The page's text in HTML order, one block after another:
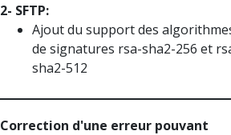
2- SFTP:
Ajout du support des
de signatures rsa-sha2-256 et
sha2-512
Correction d'une erreur pouvant